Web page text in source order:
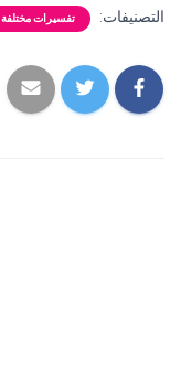
التصنيفات: تفسيرات مختلفة